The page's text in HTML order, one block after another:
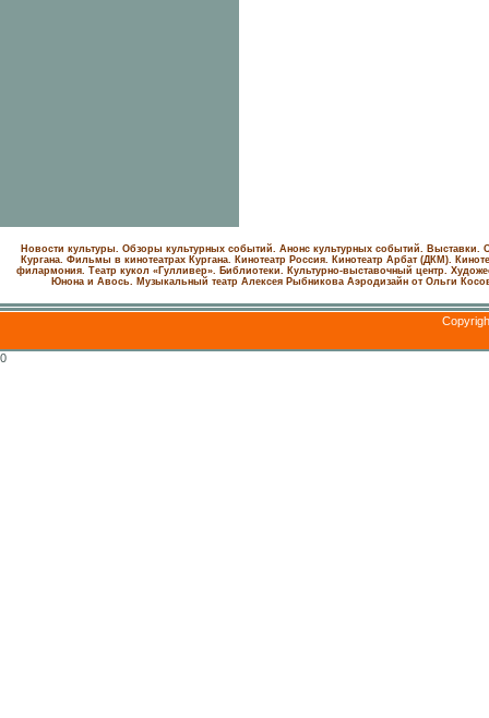
Новости культуры. Обзоры культурных событий. Анонс культурных событий. Выставки.
Кургана. Фильмы в кинотеатрах Кургана.
Кинотеатр Россия. Кинотеатр Арбат (ДКМ).
филармония. Театр кукол «Гулливер». Библиотеки. Культурно-выставочный центр.
Юнона и Авось. Музыкальный театр Алексея Рыбникова Аэродизайн от Ольги
0